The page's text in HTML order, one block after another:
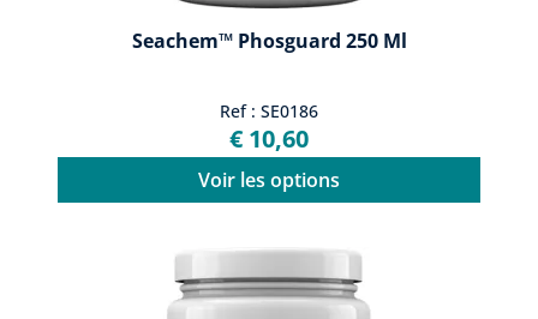
Seachem™ Phosguard 250 Ml
Ref : SE0186
€ 10,60
Voir les options